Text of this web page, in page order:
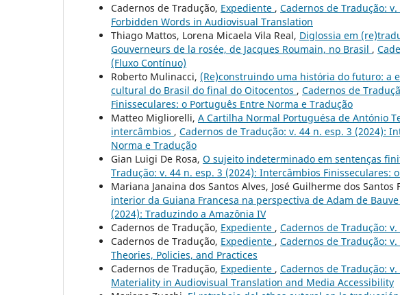
Cadernos de Tradução, Expediente , Cadernos de Tradução:
Forbidden Words in Audiovisual Translation
Thiago Mattos, Lorena Micaela Vila Real, Diglossia em
Gouverneurs de la rosée, de Jacques Roumain, no Brasil ,
(Fluxo Contínuo)
Roberto Mulinacci, (Re)construindo uma história do futuro: a
cultural do Brasil do final do Oitocentos , Cadernos de
Finisseculares: o Português Entre Norma e Tradução
Matteo Migliorelli, A Cartilha Normal Portuguésa de António
intercâmbios , Cadernos de Tradução: v. 44 n. esp. 3 (2024):
Norma e Tradução
Gian Luigi De Rosa, O sujeito indeterminado em sentenças
Tradução: v. 44 n. esp. 3 (2024): Intercâmbios Finisseculares:
Mariana Janaina dos Santos Alves, José Guilherme dos
interior da Guiana Francesa na perspectiva de Adam de Bauve
(2024): Traduzindo a Amazônia IV
Cadernos de Tradução, Expediente , Cadernos de Tradução:
Cadernos de Tradução, Expediente , Cadernos de Tradução:
Theories, Policies, and Practices
Cadernos de Tradução, Expediente , Cadernos de Tradução:
Materiality in Audiovisual Translation and Media Accessibility